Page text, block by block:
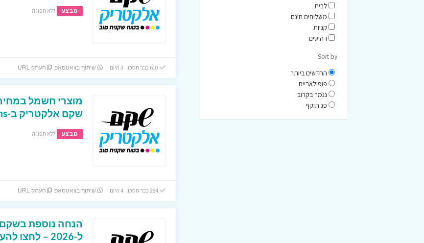
מבצע ללא תפוגה
שיתוף בוואטסאפ העתק URL
מוצרי חשמל
שקם אלקטריק ב-Icoupons
מבצע ללא תפוגה
284 כבר חסכו! 4 היום שיתוף בוואטסאפ העתק URL
הנחה נוספת בשקם
ל-2026 – לחצו להעתקה
לבית
משלוחים חינם
קניות
רהיטים
Sort by
החדשים ביותר
פופולאריים
נגמר בקרוב
פג תוקף